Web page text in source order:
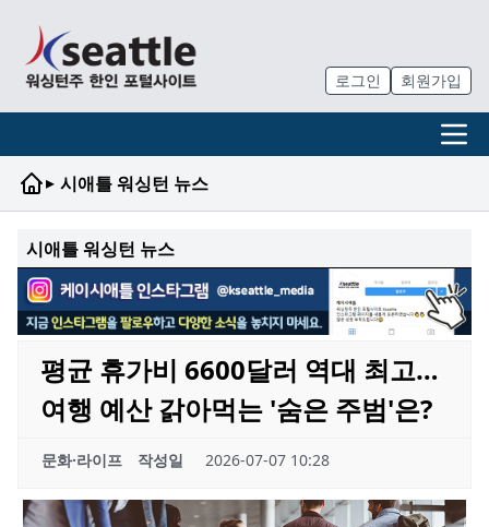
로그인 회원가입
▸ 시애틀 워싱턴 뉴스
시애틀 워싱턴 뉴스
평균 휴가비 6600달러 역대 최고…
여행 예산 갉아먹는 '숨은 주범'은?
문화·라이프 작성일 2026-07-07 10:28